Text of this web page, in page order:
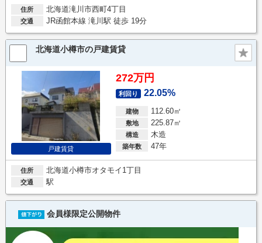
住所 北海道滝川市西町4丁目
交通 JR函館本線 滝川駅 徒歩 19分
北海道小樽市の戸建賃貸
戸建賃貸
272万円
利回り 22.05%
建物 112.60㎡
敷地 225.87㎡
構造 木造
築年数 47年
住所 北海道小樽市オタモイ1丁目
交通 駅
会員様限定公開物件